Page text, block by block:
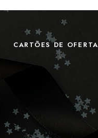
CARTÕES DE OFERTA